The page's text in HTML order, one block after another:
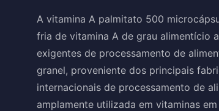
A vitamina A palmitato 500
fria de vitamina A de grau alimentício
exigentes de processamento de
granel, proveniente dos principais
internacionais de processamento de
amplamente utilizada em vitaminas